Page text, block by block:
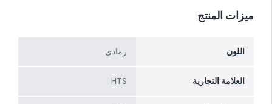
ميزات المنتج
اللون رمادي
العلامة التجارية HTS